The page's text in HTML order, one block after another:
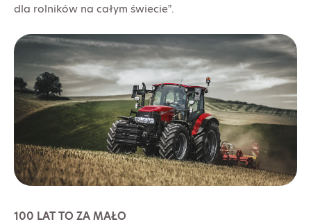
dla rolników na całym świecie”.
100 LAT TO ZA MAŁO